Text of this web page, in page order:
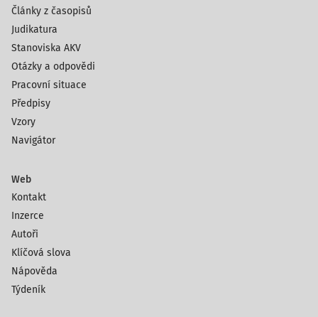
Články z časopisů
Judikatura
Stanoviska AKV
Otázky a odpovědi
Pracovní situace
Předpisy
Vzory
Navigátor
Web
Kontakt
Inzerce
Autoři
Klíčová slova
Nápověda
Týdeník